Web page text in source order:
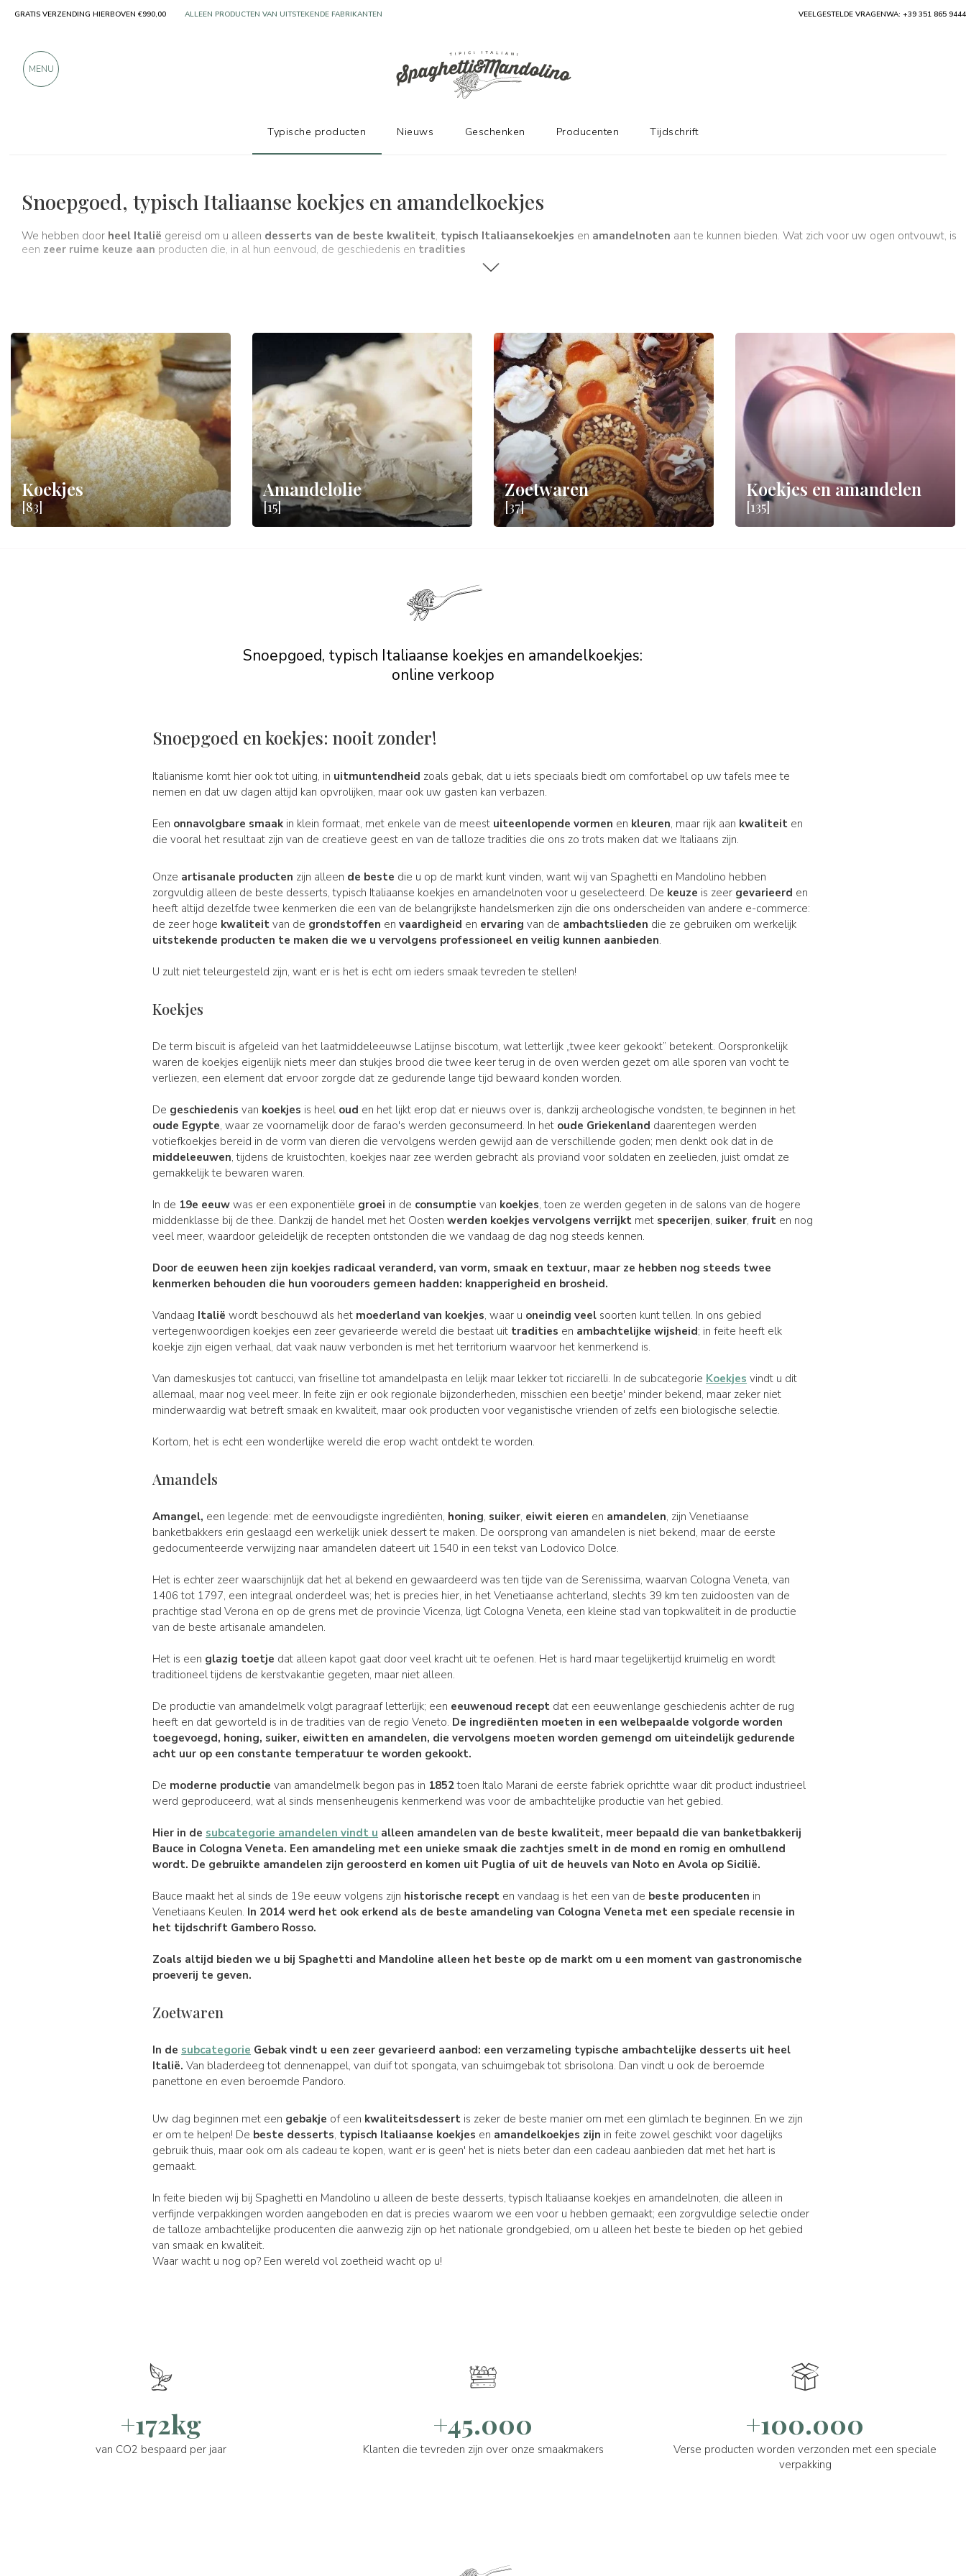
Snoepgoed, typisch Italiaanse koekjes en amandelkoekjes
We hebben door heel Italië gereisd om u alleen desserts van de beste kwaliteit, typisch Italiaansekoekjes en amandelnoten aan te kunnen bieden. Wat zich voor uw ogen ontvouwt, is
een zeer ruime keuze aan producten die, in al hun eenvoud, de geschiedenis en tradities
Koekjes
[83]
Amandelolie
[15]
Zoetwaren
[37]
Koekjes en amandelen
[135]
Snoepgoed, typisch Italiaanse koekjes en amandelkoekjes:
online verkoop
Snoepgoed en koekjes: nooit zonder!
Italianisme komt hier ook tot uiting, in uitmuntendheid zoals gebak, dat u iets speciaals biedt om comfortabel op uw tafels mee te
nemen en dat uw dagen altijd kan opvrolijken, maar ook uw gasten kan verbazen.
Een onnavolgbare smaak in klein formaat, met enkele van de meest uiteenlopende vormen en kleuren, maar rijk aan kwaliteit en
die vooral het resultaat zijn van de creatieve geest en van de talloze tradities die ons zo trots maken dat we Italiaans zijn.
Onze artisanale producten zijn alleen de beste die u op de markt kunt vinden, want wij van Spaghetti en Mandolino hebben
zorgvuldig alleen de beste desserts, typisch Italiaanse koekjes en amandelnoten voor u geselecteerd. De keuze is zeer gevarieerd en
heeft altijd dezelfde twee kenmerken die een van de belangrijkste handelsmerken zijn die ons onderscheiden van andere e-commerce:
de zeer hoge kwaliteit van de grondstoffen envaardigheid en ervaring van de ambachtslieden die ze gebruiken om werkelijk
uitstekende producten te maken die we u vervolgens professioneel en veilig kunnen aanbieden.
U zult niet teleurgesteld zijn, want er is het is echt om ieders smaak tevreden te stellen!
Koekjes
De term biscuit is afgeleid van het laatmiddeleeuwse Latijnse biscotum, wat letterlijk „twee keer gekookt” betekent. Oorspronkelijk
waren de koekjes eigenlijk niets meer dan stukjes brood die twee keer terug in de oven werden gezet om alle sporen van vocht te
verliezen, een element dat ervoor zorgde dat ze gedurende lange tijd bewaard konden worden.
De geschiedenis van koekjes is heel oud en het lijkt erop dat er nieuws over is, dankzij archeologische vondsten, te beginnen in het
oude Egypte, waar ze voornamelijk door de farao's werden geconsumeerd. In het oude Griekenland daarentegen werden
votiefkoekjes bereid in de vorm van dieren die vervolgens werden gewijd aan de verschillende goden; men denkt ook dat in de
middeleeuwen, tijdens de kruistochten, koekjes naar zee werden gebracht als proviand voor soldaten en zeelieden, juist omdat ze
gemakkelijk te bewaren waren.
In de 19e eeuw was er een exponentiële groei in de consumptie van koekjes, toen ze werden gegeten in de salons van de hogere
middenklasse bij de thee. Dankzij de handel met het Oostenwerden koekjes vervolgens verrijkt met specerijen, suiker,fruit en nog
veel meer, waardoor geleidelijk de recepten ontstonden die we vandaag de dag nog steeds kennen.
Door de eeuwen heen zijn koekjes radicaal veranderd, vanvorm, smaak en textuur, maar ze hebben nog steeds twee
kenmerken behouden die hun voorouders gemeen hadden: knapperigheid en brosheid.
Vandaag Italië wordt beschouwd als het moederland van koekjes, waar u oneindig veel soorten kunt tellen. In ons gebied
vertegenwoordigen koekjes een zeer gevarieerde wereld die bestaat uit tradities en ambachtelijke wijsheid; in feite heeft elk
koekje zijn eigen verhaal, dat vaak nauw verbonden is met het territorium waarvoor het kenmerkend is.
Van dameskusjes tot cantucci, van friselline tot amandelpasta en lelijk maar lekker tot ricciarelli. In de subcategorie Koekjes vindt u dit
allemaal, maar nog veel meer. In feite zijn er ook regionale bijzonderheden, misschien een beetje' minder bekend, maar zeker niet
minderwaardig wat betreft smaak en kwaliteit, maar ook producten voor veganistische vrienden of zelfs een biologische selectie.
Kortom, het is echt een wonderlijke wereld die erop wacht ontdekt te worden.
Amandels
Amangel, een legende: met de eenvoudigste ingrediënten, honing, suiker, eiwit eieren en amandelen, zijn Venetiaanse
banketbakkers erin geslaagd een werkelijk uniek dessert te maken. De oorsprong van amandelen is niet bekend, maar de eerste
gedocumenteerde verwijzing naar amandelen dateert uit 1540 in een tekst van Lodovico Dolce.
Het is echter zeer waarschijnlijk dat het al bekend en gewaardeerd was ten tijde van de Serenissima, waarvan Cologna Veneta, van
1406 tot 1797, een integraal onderdeel was; het is precies hier, in het Venetiaanse achterland, slechts 39 km ten zuidoosten van de
prachtige stad Verona en op de grens met de provincie Vicenza, ligt Cologna Veneta, een kleine stad van topkwaliteit in de productie
van de beste artisanale amandelen.
Het is een glazig toetje dat alleen kapot gaat door veel kracht uit te oefenen. Het is hard maar tegelijkertijd kruimelig en wordt
traditioneel tijdens de kerstvakantie gegeten, maar niet alleen.
De productie van amandelmelk volgt paragraaf letterlijk; een eeuwenoud recept dat een eeuwenlange geschiedenis achter de rug
heeft en dat geworteld is in de tradities van de regio Veneto. De ingrediënten moeten in eenwelbepaalde volgorde worden
toegevoegd, honing, suiker, eiwitten en amandelen, die vervolgens moeten worden gemengd om uiteindelijk gedurende
acht uur op een constante temperatuur te worden gekookt.
De moderne productie van amandelmelk begon pas in 1852toen Italo Marani de eerste fabriek oprichtte waar dit product industrieel
werd geproduceerd, wat al sinds mensenheugenis kenmerkend was voor de ambachtelijke productie van het gebied.
Hier in de subcategorie amandelen vindt u alleen amandelen van de beste kwaliteit, meer bepaald die van banketbakkerij
Bauce in Cologna Veneta. Een amandeling met een unieke smaak die zachtjes smelt in de mond en romig en omhullend
wordt. De gebruikte amandelen zijn geroosterd en komen uit Puglia of uit de heuvels van Noto en Avola op Sicilië.
Bauce maakt het al sinds de 19e eeuw volgens zijn historische recept en vandaag is het een van de beste producenten in
Venetiaans Keulen. In 2014 werd het ook erkend als de beste amandeling van Cologna Veneta met een speciale recensie in
het tijdschrift Gambero Rosso.
Zoals altijd bieden we u bij Spaghetti and Mandoline alleen het beste op de markt om u een moment van gastronomische
proeverij te geven.
Zoetwaren
In de subcategorie Gebak vindt u een zeer gevarieerd aanbod: eenverzameling typische ambachtelijke desserts uit heel
Italië. Van bladerdeeg tot dennenappel, van duif tot spongata, van schuimgebak tot sbrisolona. Dan vindt u ook de beroemde
panettone en even beroemde Pandoro.
Uw dag beginnen met een gebakje of een kwaliteitsdessert is zeker de beste manier om met een glimlach te beginnen. En we zijn
er om te helpen! De beste desserts, typisch Italiaanse koekjes en amandelkoekjes zijn in feite zowel geschikt voor dagelijks
gebruik thuis, maar ook om als cadeau te kopen, want er is geen' het is niets beter dan een cadeau aanbieden dat met het hart is
gemaakt.
In feite bieden wij bij Spaghetti en Mandolino u alleen de beste desserts, typisch Italiaanse koekjes en amandelnoten, die alleen in
verfijnde verpakkingen worden aangeboden en dat is precies waarom we een voor u hebben gemaakt; een zorgvuldige selectie onder
de talloze ambachtelijke producenten die aanwezig zijn op het nationale grondgebied, om u alleen het beste te bieden op het gebied
van smaak en kwaliteit.
Waar wacht u nog op? Een wereld vol zoetheid wacht op u!
+172kg
van CO2 bespaard per jaar
+45.000
Klanten die tevreden zijn over onze smaakmakers
+100.000
Verse producten worden verzonden met een speciale
verpakking
Koekjes en amandelen
GRATIS VERZENDING HIERBOVEN €990,00 VEELGESTELDE VRAGENWA: +39 351 865 9444
MENU
Typische producten Nieuws Geschenken Producenten Tijdschrift